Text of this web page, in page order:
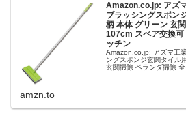
Amazon.co.jp: アズ
ブラッシングスポン
柄 本体 グリーン 玄
107cm スペア交換可
ッチン
Amazon.co.jp: アズマ工
ングスポンジ玄関タイル
玄関掃除 ベランダ掃除
amzn.to